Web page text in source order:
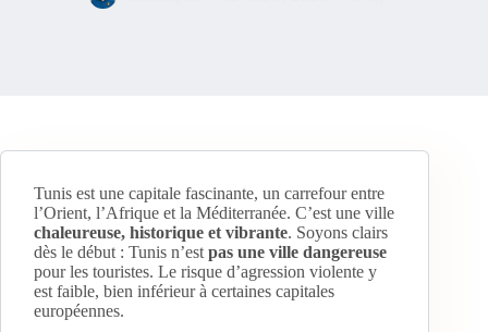
Tunis est une capitale fascinante, un carrefour entre
l’Orient, l’Afrique et la Méditerranée. C’est une ville
chaleureuse, historique et vibrante. Soyons clairs
dès le début : Tunis n’est pas une ville dangereuse
pour les touristes. Le risque d’agression violente y
est faible, bien inférieur à certaines capitales
européennes.